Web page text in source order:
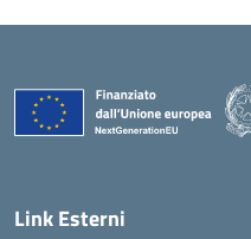
Link Esterni